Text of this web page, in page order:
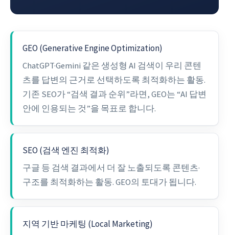
GEO (Generative Engine Optimization)
ChatGPT·Gemini 같은 생성형 AI 검색이 우리 콘텐
츠를 답변의 근거로 선택하도록 최적화하는 활동.
기존 SEO가 “검색 결과 순위”라면, GEO는 “AI 답변
안에 인용되는 것”을 목표로 합니다.
SEO (검색 엔진 최적화)
구글 등 검색 결과에서 더 잘 노출되도록 콘텐츠·
구조를 최적화하는 활동. GEO의 토대가 됩니다.
지역 기반 마케팅 (Local Marketing)